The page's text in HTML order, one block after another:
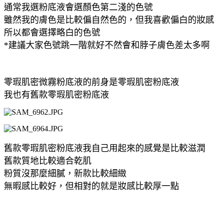
通常我選粉底液會選顏色第二淺的色號
雖然我的膚色是比較偏自然色的，但我喜歡偏白的妝感
所以都會選擇略白的色號
*建議大家色號跳一階就好不然會和脖子膚色差太多啊
零瑕肌密微霧粉底液的前身是零瑕肌密粉底液
我也有舊款零瑕肌密粉底液
舊款零瑕肌密粉底液我自己用起來的感覺是比較滋潤
舊款質地比較適合乾肌
粉質沒那麼細膩，新款比較細緻
無暇感比較好，但相對的就是妝感比較厚一點